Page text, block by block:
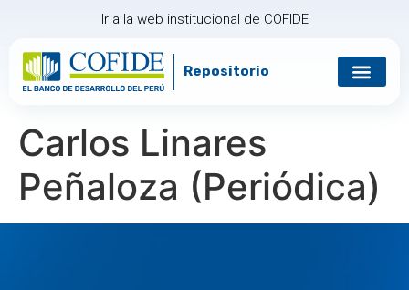
Ir a la web institucional de COFIDE
Repositorio
Carlos Linares
Peñaloza (Periódica)